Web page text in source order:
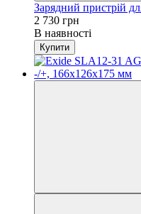
Зарядний пристрій
2 730 грн
В наявності
Купити